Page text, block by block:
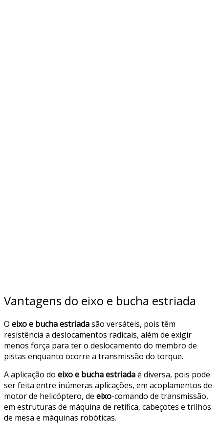
Vantagens do eixo e bucha estriada
O eixo e bucha estriadasão versáteis, pois têm
resistência a deslocamentos radicais, além de exigir
menos força para ter o deslocamento do membro de
pistas enquanto ocorre a transmissão do torque.
A aplicação do eixo e bucha estriadaé diversa, pois pode
ser feita entre inúmeras aplicações, em acoplamentos de
motor de helicóptero, de eixo-comando de transmissão,
em estruturas de máquina de retífica, cabeçotes e trilhos
de mesa e máquinas robóticas.